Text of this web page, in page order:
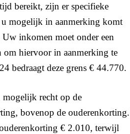
bereikt, zijn er specifieke
mogelijk in aanmerking komt
inkomen moet onder een
om hiervoor in aanmerking te
bedraagt deze grens € 44.770.
mogelijk recht op de
bovenop de ouderenkorting.
€ 2.010, terwijl